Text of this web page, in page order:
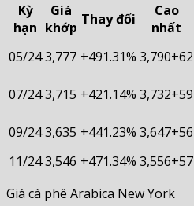
Kỳ
hạn
Giá
khớp Thay đổi
Cao
nhất
05/243,777 +491.31% 3,790+62
07/243,715 +421.14% 3,732+59
09/243,635 +441.23% 3,647+56
11/243,546 +471.34% 3,556+57
Giá cà phê Arabica New York